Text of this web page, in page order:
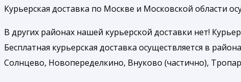
Курьерская доставка по Москве и Московской области
В других районах нашей курьерской доставки нет!
Бесплатная курьерская доставка осуществляется в
Солнцево, Новопеределкино, Внуково (частично),